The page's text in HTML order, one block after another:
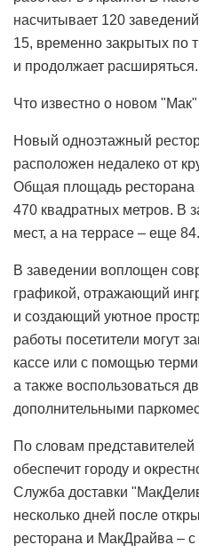
насчитывает 120
15, временно закрытых по
и продолжает расширяться.
Что известно о новом "Мак"
Новый одноэтажный
расположен недалеко от
Общая площадь ресторана
470 квадратных метров. В
мест, а на террасе – еще 84.
В заведении воплощен
графикой, отражающий
и создающий уютное
работы посетители могут
кассе или с помощью
а также воспользоваться
дополнительными
По словам
обеспечит городу и
Служба доставки
несколько дней после
ресторана и МакДрайва –